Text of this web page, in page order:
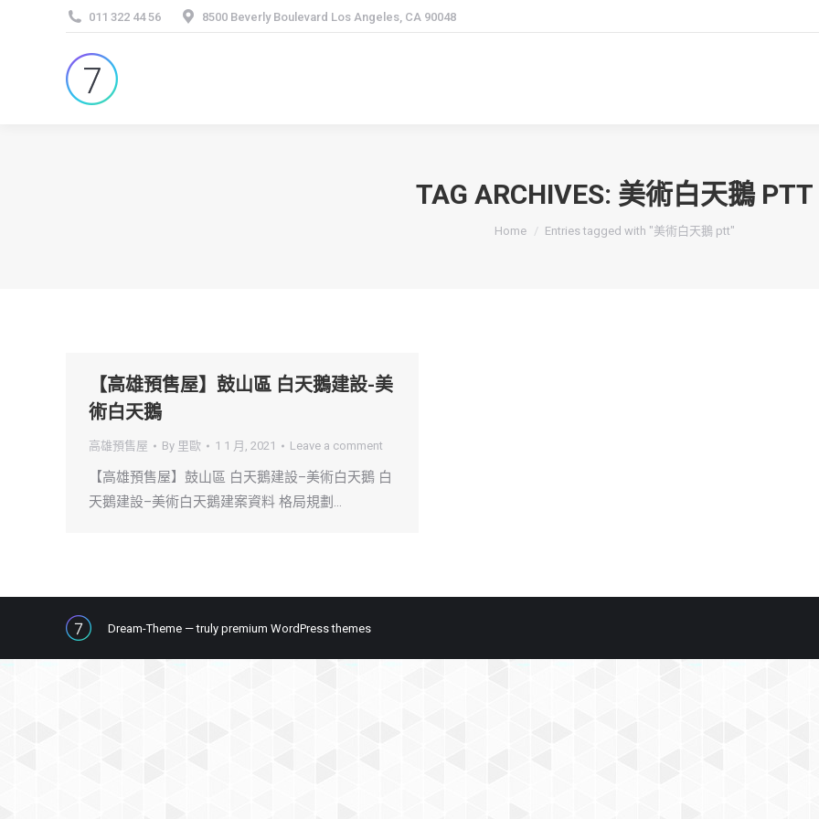
011 322 44 56 8500 Beverly Boulevard Los Angeles, CA 90048
TAG ARCHIVES: 美術白天鵝 PTT
You are here:
Home Entries tagged with "美術白天鵝 ptt"
【高雄預售屋】鼓山區 白天鵝建設-美
術白天鵝
高雄預售屋 By 里歐 1 1 月, 2021 Leave a comment
【高雄預售屋】鼓山區 白天鵝建設–美術白天鵝 白
天鵝建設–美術白天鵝建案資料 格局規劃…
Dream-Theme — truly premium WordPress themes